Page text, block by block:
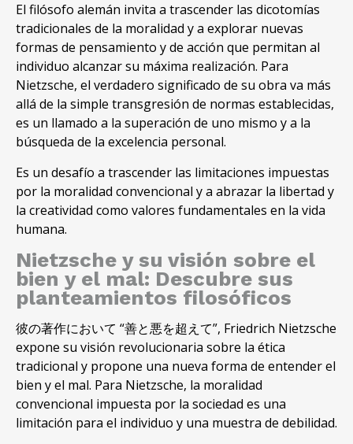
El filósofo alemán invita a trascender las dicotomías
tradicionales de la moralidad y a explorar nuevas
formas de pensamiento y de acción que permitan al
individuo alcanzar su máxima realización. Para
Nietzsche, el verdadero significado de su obra va más
allá de la simple transgresión de normas establecidas,
es un llamado a la superación de uno mismo y a la
búsqueda de la excelencia personal.
Es un desafío a trascender las limitaciones impuestas
por la moralidad convencional y a abrazar la libertad y
la creatividad como valores fundamentales en la vida
humana.
Nietzsche y su visión sobre el
bien y el mal: Descubre sus
planteamientos filosóficos
彼の著作において “善と悪を超えて”, Friedrich Nietzsche
expone su visión revolucionaria sobre la ética
tradicional y propone una nueva forma de entender el
bien y el mal. Para Nietzsche, la moralidad
convencional impuesta por la sociedad es una
limitación para el individuo y una muestra de debilidad.